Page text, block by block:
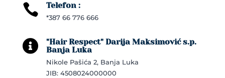
 Telefon :
*387 66 776 666

"Hair Respect" Darija Maksimović s.p.
Banja Luka
Nikole Pašića 2, Banja Luka
JIB: 4508024000000